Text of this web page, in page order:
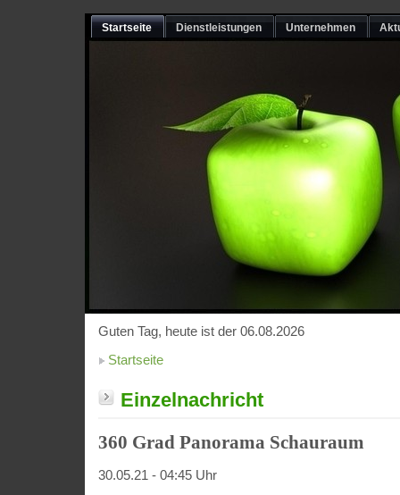
Startseite Dienstleistungen Unternehmen
Guten Tag, heute ist der 06.08.2026
Startseite
Einzelnachricht
360 Grad Panorama Schauraum
30.05.21 - 04:45 Uhr